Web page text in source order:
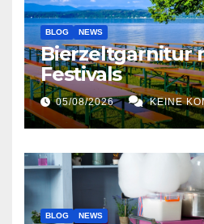
BLOG NEWS
Bierzeltgarnitur
Festivals
05/08/2026 KEINE
BLOG NEWS